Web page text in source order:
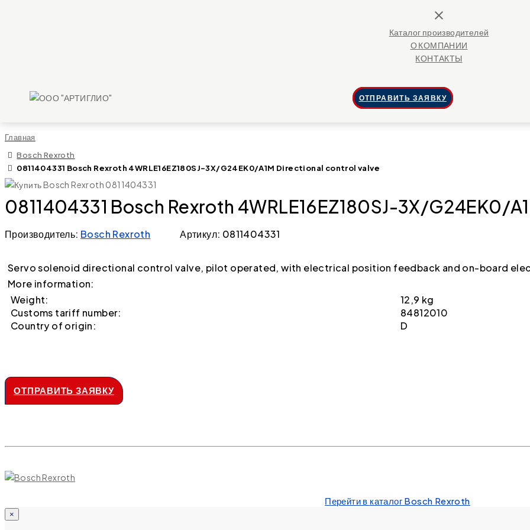
close
Каталог производителей
О КОМПАНИИ
КОНТАКТЫ
ОТПРАВИТЬ ЗАЯВКУ
Главная
Bosch Rexroth
0811404331 Bosch Rexroth 4WRLE16EZ180SJ-3X/G24EK0/A1M Directional control valve
0811404331 Bosch Rexroth 4WRLE16EZ180SJ-3X/G24EK0/
Производитель: Bosch Rexroth Артикул: 0811404331
Servo solenoid directional control valve, pilot operated, with electrical position feedback and on-board
More information:
Weight:
12,9 kg
Customs tariff number:
84812010
Country of origin:
D
ОТПРАВИТЬ ЗАЯВКУ
Перейти в каталог Bosch Rexroth
×